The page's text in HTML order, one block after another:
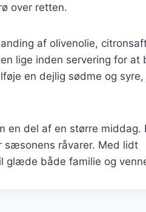
over retten.
af olivenolie,
lige inden servering for at
en dejlig sødme og
en del af en større middag.
sæsonens råvarer. Med lidt
glæde både familie og